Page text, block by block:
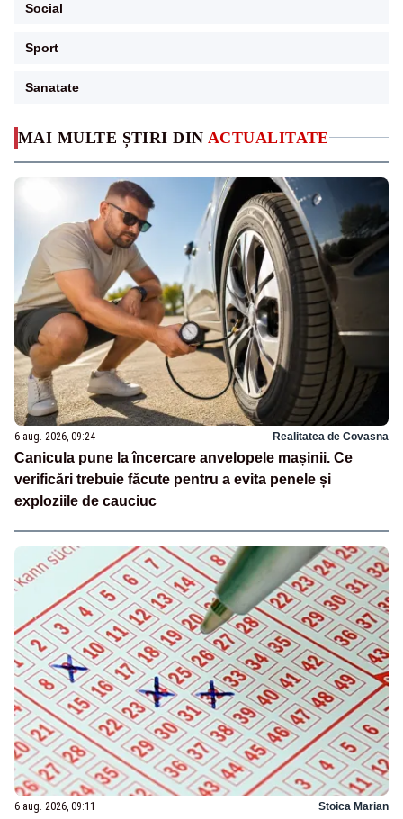
MAI MULTE ȘTIRI DIN ACTUALITATE
6 aug. 2026, 09:24 Realitatea de Covasna
Canicula pune la încercare anvelopele mașinii. Ce
verificări trebuie făcute pentru a evita penele și
exploziile de cauciuc
6 aug. 2026, 09:11 Stoica Marian
Social
Sport
Sanatate